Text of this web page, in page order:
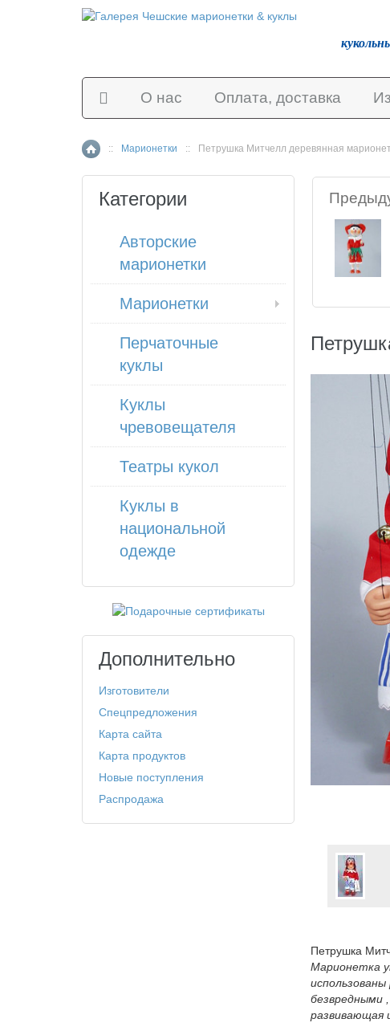
О нас Оплата, доставка
Главная страница
:: Марионетки :: Петрушка Митчелл деревянная
Петрушка
Марионетка
безвредными
развивающая
Категории
Авторские
марионетки
Марионетки
Перчаточные
куклы
Куклы
чревовещателя
Театры кукол
Куклы в
национальной
одежде
Дополнительно
Изготовители
Спецпредложения
Карта сайта
Карта продуктов
Новые поступления
Распродажа